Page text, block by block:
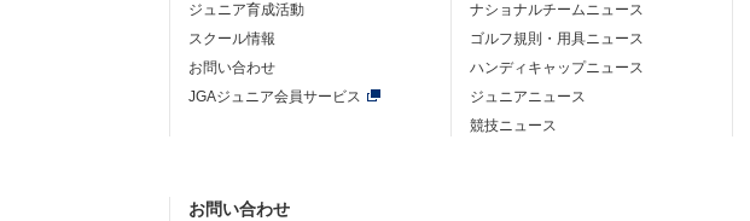
ジュニア育成活動
スクール情報
お問い合わせ
JGAジュニア会員サービス
ナショナルチームニュース
ゴルフ規則・用具ニュース
ハンディキャップニュース
ジュニアニュース
競技ニュース
お問い合わせ